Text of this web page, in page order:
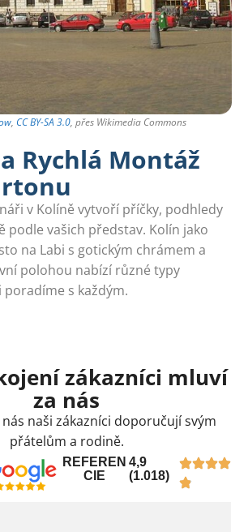
, CC BY-SA 3.0, přes Wikimedia Commons
Rychlá Montáž
v Kolíně vytvoří příčky, podhledy
podle vašich představ. Kolín jako
na Labi s gotickým chrámem a
polohou nabízí různé typy
s každým.
zákazníci mluví
za nás
naši zákazníci doporučují svým
přátelům a rodině.
REFEREN
CIE
4,9
(1.018)